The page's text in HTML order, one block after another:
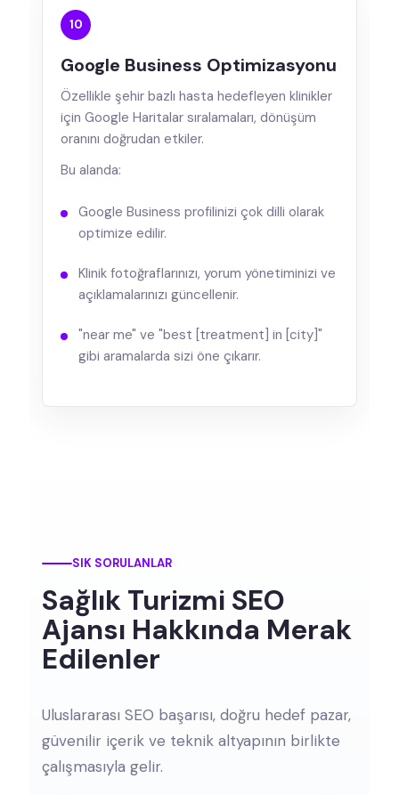
10
Google Business Optimizasyonu
Özellikle şehir bazlı hasta hedefleyen klinikler
için Google Haritalar sıralamaları, dönüşüm
oranını doğrudan etkiler.
Bu alanda:
Google Business profilinizi çok dilli olarak
optimize edilir.
Klinik fotoğraflarınızı, yorum yönetiminizi ve
açıklamalarınızı güncellenir.
"near me" ve "best [treatment] in [city]"
gibi aramalarda sizi öne çıkarır.
SIK SORULANLAR
Sağlık Turizmi SEO
Ajansı Hakkında Merak
Edilenler
Uluslararası SEO başarısı, doğru hedef pazar,
güvenilir içerik ve teknik altyapının birlikte
çalışmasıyla gelir.